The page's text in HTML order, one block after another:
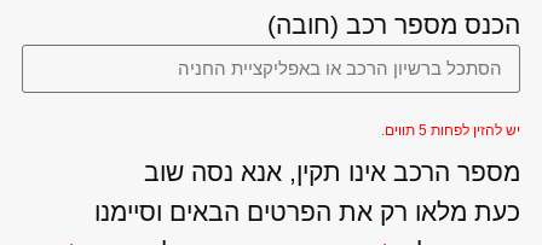
הכנס מספר רכב (חובה)
יש להזין לפחות 5 תווים.
מספר הרכב אינו תקין, אנא נסה שוב
כעת מלאו רק את הפרטים הבאים וסיימנו